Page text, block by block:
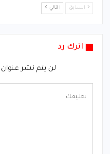
السابق التالي
اترك رد
لن يتم نشر عنوان